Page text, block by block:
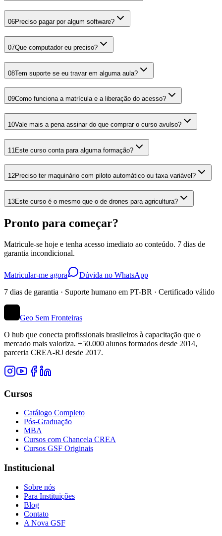
06Preciso pagar por algum software?
07Que computador eu preciso?
08Tem suporte se eu travar em alguma aula?
09Como funciona a matrícula e a liberação do acesso?
10Vale mais a pena assinar do que comprar o curso avulso?
11 Este curso conta para alguma formação?
12Preciso ter maquinário com piloto automático ou taxa variável?
13Este curso é o mesmo que o de drones para agricultura?
Pronto para começar?
Matricule-se hoje e tenha acesso imediato ao conteúdo. 7 dias de
garantia incondicional.
Matricular-me agora
Dúvida no WhatsApp
7 dias de garantia · Suporte humano em PT-BR · Certificado válido
Geo Sem Fronteiras
O hub que conecta profissionais brasileiros à capacitação que o
mercado mais valoriza. +50.000 alunos formados desde 2014,
parceria CREA-RJ desde 2017.
Cursos
Catálogo Completo
Pós-Graduação
MBA
Cursos com Chancela CREA
Cursos GSF Originais
Institucional
Sobre nós
Para Instituições
Blog
Contato
A Nova GSF